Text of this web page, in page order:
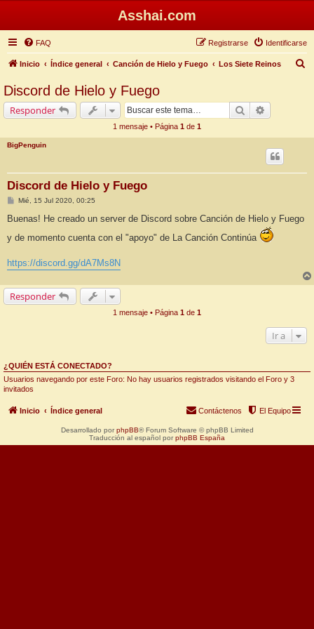
Asshai.com
FAQ Identificarse
Registrarse
Inicio Índice general Canción de Hielo y Fuego Los Siete Reinos
Discord de Hielo y Fuego
Responder Buscar
1 mensaje • Página 1 de 1
BigPenguin
Discord de Hielo y Fuego
M
n
a
j
Mié, 15 Jul 2020, 00:25
Buenas! He creado un server de Discord sobre Canción de Hielo y Fuego
y de momento cuenta con el "apoyo" de La Canción Continúa
https://discord.gg/dA7Ms8N
Responder
1 mensaje • Página 1 de 1
Ir a
¿QUIÉN ESTÁ CONECTADO?
Usuarios navegando por este Foro: No hay usuarios registrados visitando el Foro y 3
invitados
Inicio Índice general El Equipo
Contáctenos
Desarrollado por phpBB® Forum Software © phpBB Limited
Traducción al español por phpBB España